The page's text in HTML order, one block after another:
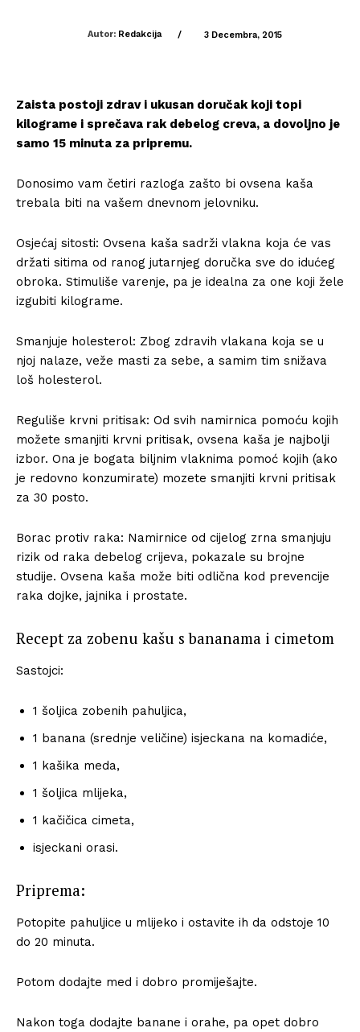
Autor: Redakcija / 3 Decembra, 2015
Zaista postoji zdrav i ukusan doručak koji topi
kilograme i sprečava rak debelog creva, a dovoljno je
samo 15 minuta za pripremu.
Donosimo vam četiri razloga zašto bi ovsena kaša
trebala biti na vašem dnevnom jelovniku.
Osjećaj sitosti: Ovsena kaša sadrži vlakna koja će vas
držati sitima od ranog jutarnjeg doručka sve do idućeg
obroka. Stimuliše varenje, pa je idealna za one koji žele
izgubiti kilograme.
Smanjuje holesterol: Zbog zdravih vlakana koja se u
njoj nalaze, veže masti za sebe, a samim tim snižava
loš holesterol.
Reguliše krvni pritisak: Od svih namirnica pomoću kojih
možete smanjiti krvni pritisak, ovsena kaša je najbolji
izbor. Ona je bogata biljnim vlaknima pomoć kojih (ako
je redovno konzumirate) mozete smanjiti krvni pritisak
za 30 posto.
Borac protiv raka: Namirnice od cijelog zrna smanjuju
rizik od raka debelog crijeva, pokazale su brojne
studije. Ovsena kaša može biti odlična kod prevencije
raka dojke, jajnika i prostate.
Recept za zobenu kašu s bananama i cimetom
Sastojci:
1 šoljica zobenih pahuljica,
1 banana (srednje veličine) isjeckana na komadiće,
1 kašika meda,
1 šoljica mlijeka,
1 kačičica cimeta,
isjeckani orasi.
Priprema:
Potopite pahuljice u mlijeko i ostavite ih da odstoje 10
do 20 minuta.
Potom dodajte med i dobro promiješajte.
Nakon toga dodajte banane i orahe, pa opet dobro